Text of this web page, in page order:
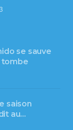
se sauve
tombe
saison
au…